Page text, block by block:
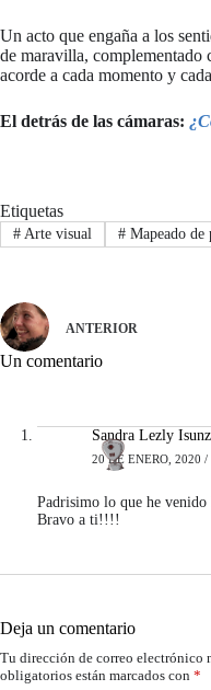
Un acto que engaña a los
de maravilla, complementado
acorde a cada momento y
El detrás de las cámaras:
Etiquetas
#Arte visual #Mapeado de
ANTERIOR
Un comentario
Sandra Lezly
20 DE ENERO, 2020
Padrisimo lo que he
Bravo a ti!!!!
Deja un comentario
Tu dirección de correo electrónico
obligatorios están marcados con *